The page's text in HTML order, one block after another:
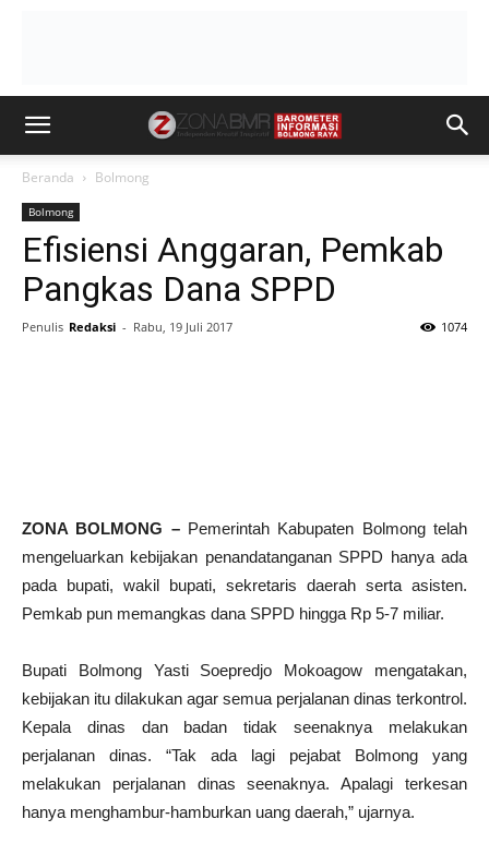
Beranda Bolmong
Bolmong
Efisiensi Anggaran, Pemkab
Pangkas Dana SPPD
Penulis Redaksi - Rabu, 19 Juli 2017 1074
ZONA BOLMONG – Pemerintah Kabupaten Bolmong telah
mengeluarkan kebijakan penandatanganan SPPD hanya ada
pada bupati, wakil bupati, sekretaris daerah serta asisten.
Pemkab pun memangkas dana SPPD hingga Rp 5-7 miliar.
Bupati Bolmong Yasti Soepredjo Mokoagow mengatakan,
kebijakan itu dilakukan agar semua perjalanan dinas terkontrol.
Kepala dinas dan badan tidak seenaknya melakukan
perjalanan dinas. “Tak ada lagi pejabat Bolmong yang
melakukan perjalanan dinas seenaknya. Apalagi terkesan
hanya menghambur-hamburkan uang daerah,” ujarnya.